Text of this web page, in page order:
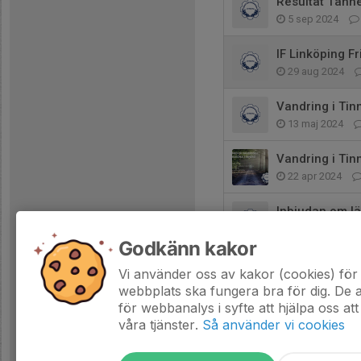
5 sep 2024
IF Linköping
29 aug 2024
Vandring i
13 maj 2024
Vandring i
22 apr 2024
Inbjudan om
Inbjudan
9 jan 2024
Godkänn kakor
Vi använder oss av kakor (cookies)
webbplats ska fungera bra för dig. De
för webbanalys i syfte att hjälpa oss
våra tjänster. Så använder vi cookies